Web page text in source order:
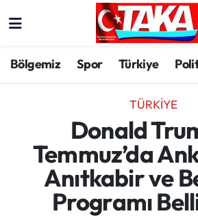
Bölgemiz Spor Türkiye
TÜRKIYE
Donald
Temmuz’da
Anıtkabir ve
Programı
Spor
Türkiye
Kültür/Sanat
Politika
Trabzon Hava Durumu
Trabzon Trafik Yoğunluk
Süper Lig Puan Durumu ve
Tüm Manşetler